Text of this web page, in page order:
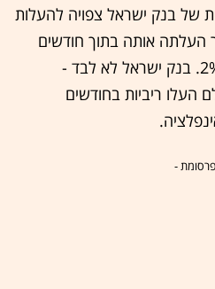
של בנק ישראל צפויה להעלות
העלתה אותה בתוך חודשים
ספורים מעשירית האחוז ל-2%. בנק ישראל לא לבד -
העלו ריביות בחודשים
-